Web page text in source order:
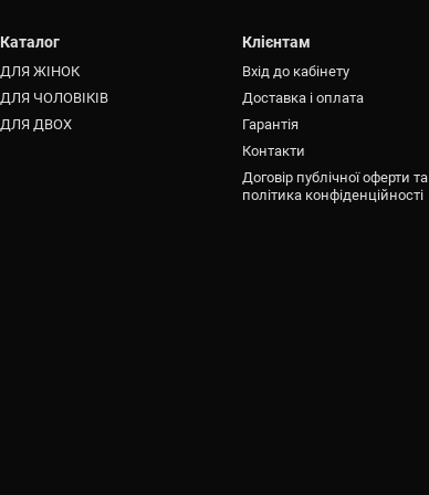
Каталог
ДЛЯ ЖІНОК
ДЛЯ ЧОЛОВІКІВ
ДЛЯ ДВОХ
Клієнтам
Вхід до кабінету
Доставка і оплата
Гарантія
Контакти
Договір публічної оферти та
політика конфіденційності